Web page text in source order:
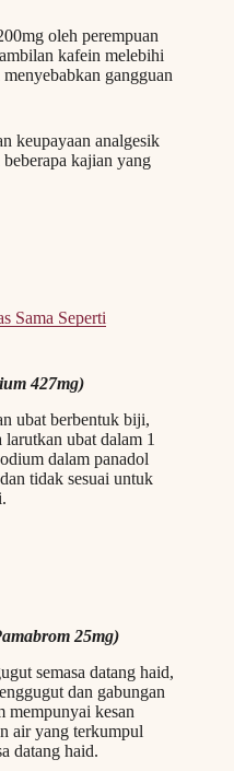
oleh perempuan
kafein melebihi
gangguan
keupayaan analgesik
kajian yang
Sama Seperti
427mg)
ubat berbentuk biji,
ubat dalam 1
dalam panadol
tidak sesuai untuk
25mg)
semasa datang haid,
dan gabungan
mempunyai kesan
air yang terkumpul
datang haid.